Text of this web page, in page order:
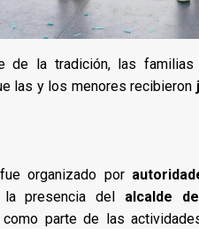
de la tradición, las familias
las y los menores recibieron
organizado por
presencia del alcalde
como parte de las